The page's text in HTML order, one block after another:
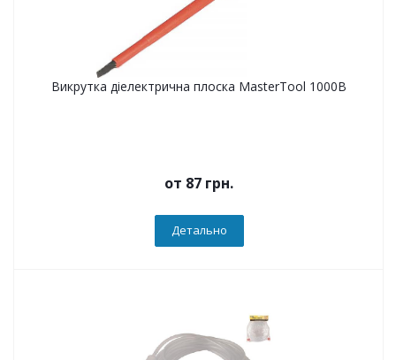
Викрутка діелектрична плоска MasterTool 1000В
от 87 грн.
Детально